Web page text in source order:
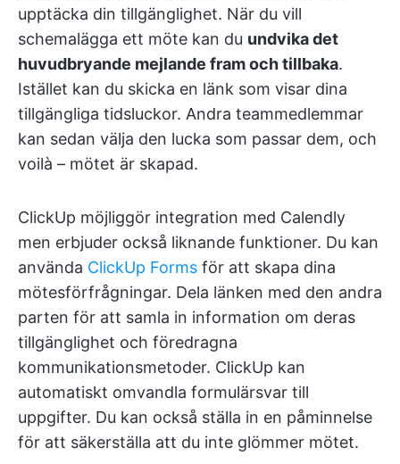
upptäcka din tillgänglighet. När du vill
schemalägga ett möte kan du undvika det
huvudbryande mejlande fram och tillbaka.
Istället kan du skicka en länk som visar dina
tillgängliga tidsluckor. Andra teammedlemmar
kan sedan välja den lucka som passar dem, och
voilà – mötet är skapad.
ClickUp möjliggör integration med Calendly
men erbjuder också liknande funktioner. Du kan
använda ClickUp Forms för att skapa dina
mötesförfrågningar. Dela länken med den andra
parten för att samla in information om deras
tillgänglighet och föredragna
kommunikationsmetoder. ClickUp kan
automatiskt omvandla formulärsvar till
uppgifter. Du kan också ställa in en påminnelse
för att säkerställa att du inte glömmer mötet.